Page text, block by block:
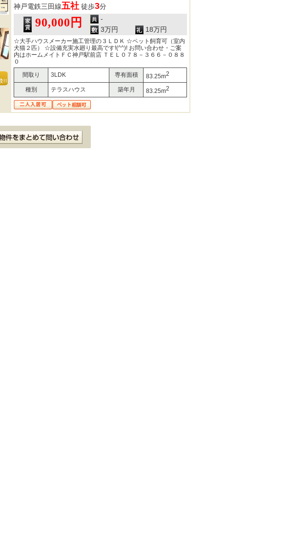
神戸電鉄三田線五社 徒歩3分
90,000円
-
3万円
18万円
☆大手ハウスメーカー施工管理の３ＬＤＫ ☆ペット飼育可（室内
犬猫２匹） ☆設備充実水廻り最高です!(^^)! お問い合わせ・ご案
内はホームメイトＦＣ神戸駅前店 ＴＥＬ０７８－３６６－０８８
０
間取り
3LDK 専有面積 83.25m2
種別 テラスハウス 築年月 83.25m2